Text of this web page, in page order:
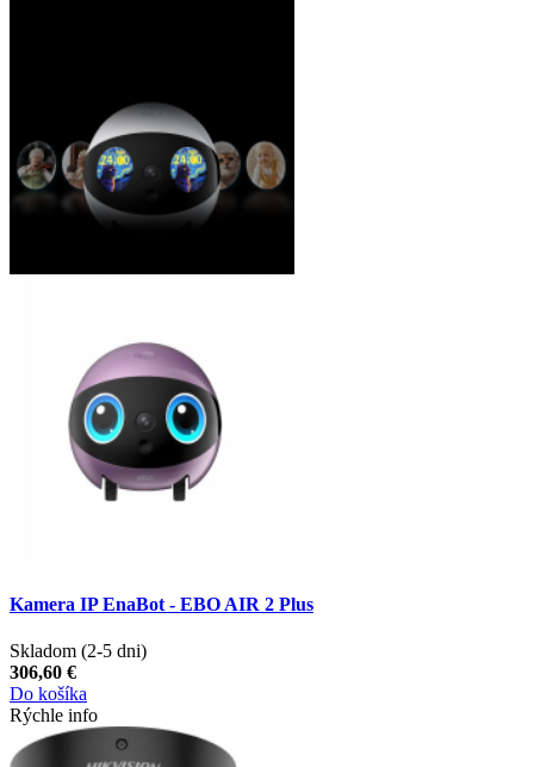
Kamera IP EnaBot - EBO AIR 2 Plus
Skladom (2-5 dni)
306,60 €
Do košíka
Rýchle info